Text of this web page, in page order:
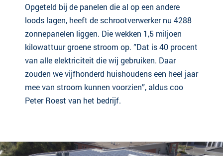
Opgeteld bij de panelen die al op een andere
loods lagen, heeft de schrootverwerker nu 4288
zonnepanelen liggen. Die wekken 1,5 miljoen
kilowattuur groene stroom op. ”Dat is 40 procent
van alle elektriciteit die wij gebruiken. Daar
zouden we vijfhonderd huishoudens een heel jaar
mee van stroom kunnen voorzien”, aldus coo
Peter Roest van het bedrijf.